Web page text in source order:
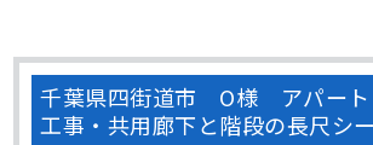
千葉県四街道市 O様 アパー
工事・共用廊下と階段の長尺シ